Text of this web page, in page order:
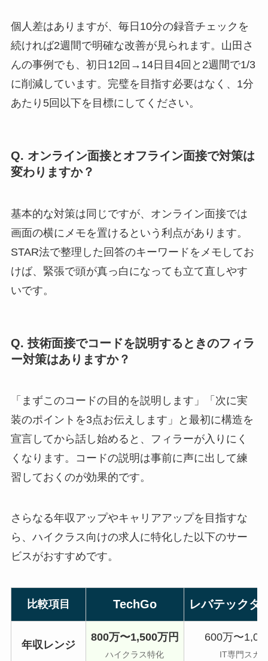
個人差はありますが、毎日10分の録音チェックを
続ければ2週間で明確な改善が見られます。山田さ
んの事例でも、初日12回→14日目4回と2週間で1/3
に削減しています。完璧を目指す必要はなく、1分
あたり5回以下を目標にしてください。
Q. オンライン面接とオフライン面接で対策は
変わりますか？
基本的な対策は同じですが、オンライン面接では
画面の横にメモを置けるという利点があります。
STAR法で整理した回答のキーワードをメモしてお
けば、緊張で頭が真っ白になっても立て直しやす
いです。
Q. 技術面接でコードを説明するときのフィラ
ー対策はありますか？
「まずこのコードの目的を説明します」「次に実
装のポイントを3点お伝えします」と最初に構造を
宣言してから話し始めると、フィラーが入りにく
くなります。コードの説明は事前に声に出して練
習しておくのが効果的です。
さらなる年収アップやキャリアアップを目指すな
ら、ハイクラス向けの求人に特化した以下のサー
ビスがおすすめです。
比較項目 TechGo レバテックダ
年収レンジ
800万〜1,500万円
ハイクラス特化
600万〜
IT専門スカ